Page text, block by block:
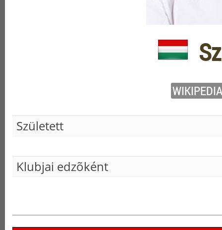
WIKIPEDIA
Született
Klubjai edzõként